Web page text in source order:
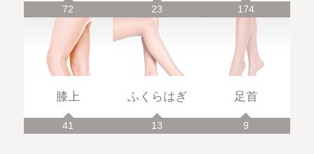
72 23 174
膝上
41
ふくらはぎ
13
足首
9